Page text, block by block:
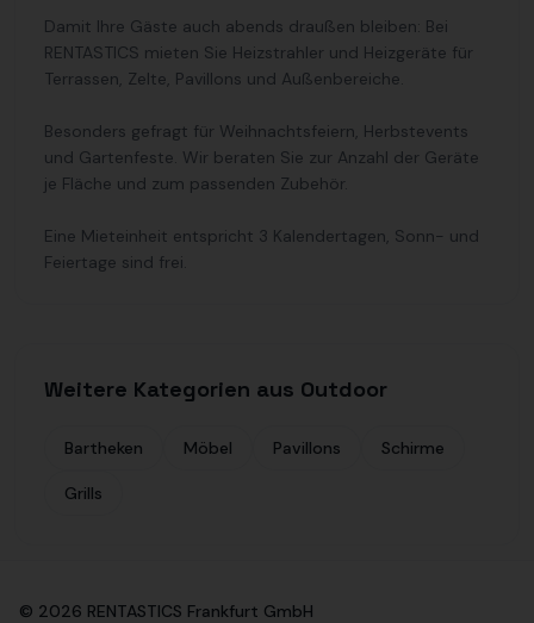
Damit Ihre Gäste auch abends draußen bleiben: Bei
RENTASTICS mieten Sie Heizstrahler und Heizgeräte für
Terrassen, Zelte, Pavillons und Außenbereiche.
Besonders gefragt für Weihnachtsfeiern, Herbstevents
und Gartenfeste. Wir beraten Sie zur Anzahl der Geräte
je Fläche und zum passenden Zubehör.
Eine Mieteinheit entspricht 3 Kalendertagen, Sonn- und
Feiertage sind frei.
Weitere Kategorien aus Outdoor
Bartheken Möbel Pavillons Schirme
Grills
© 2026 RENTASTICS Frankfurt GmbH